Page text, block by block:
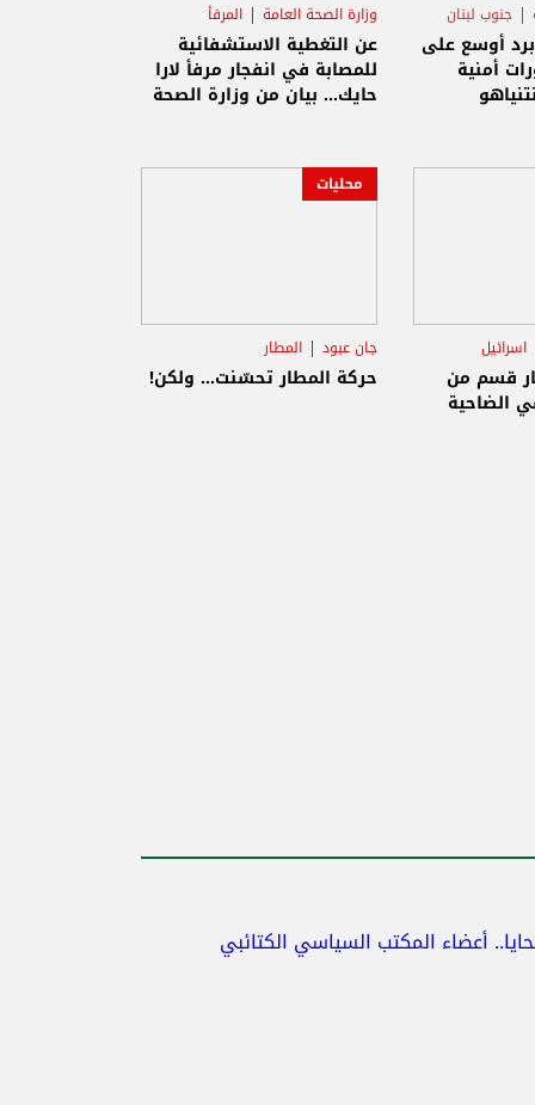
جنوب لبنان
أوسع على
أمنية
وزارة الصحة العامة المرفأ
عن التغطية الاستشفائية
للمصابة في انفجار مرفأ لارا
حايك... بيان من وزارة الصحة
اسرائيل
قسم من
الضاحية
محليات
جان عبود
المطار
نقيب اصحاب مكاتب السفر والسياحة
حركة المطار تحسّنت... ولكن!